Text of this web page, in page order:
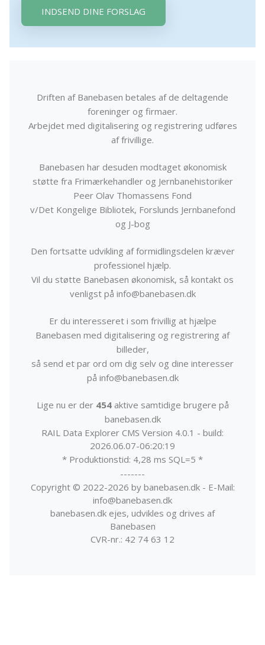
INDSEND DINE FORSLAG
Driften af Banebasen betales af de deltagende
foreninger og firmaer.
Arbejdet med digitalisering og registrering udføres
af frivillige.
Banebasen har desuden modtaget økonomisk
støtte fra Frimærkehandler og Jernbanehistoriker
Peer Olav Thomassens Fond
v/Det Kongelige Bibliotek, Forslunds Jernbanefond
og J-bog
Den fortsatte udvikling af formidlingsdelen kræver
professionel hjælp.
Vil du støtte Banebasen økonomisk, så kontakt os
venligst på info@banebasen.dk
Er du interesseret i som frivillig at hjælpe
Banebasen med digitalisering og registrering af
billeder,
så send et par ord om dig selv og dine interesser
på info@banebasen.dk
Lige nu er der 454aktive samtidige brugere på
banebasen.dk
RAIL Data Explorer CMS Version 4.0.1 - build:
2026.06.07-06:20:19
* Produktionstid: 4,28 ms SQL=5 *
-------
Copyright © 2022-2026 by banebasen.dk - E-Mail:
info@banebasen.dk
banebasen.dk ejes, udvikles og drives af
Banebasen
CVR-nr.: 42 74 63 12